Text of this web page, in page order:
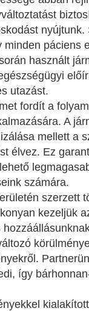
páciens
használt
utazást.
fordít a
A
mellett a
élvez. Ez
számára.
szerzett
kezeljük
így